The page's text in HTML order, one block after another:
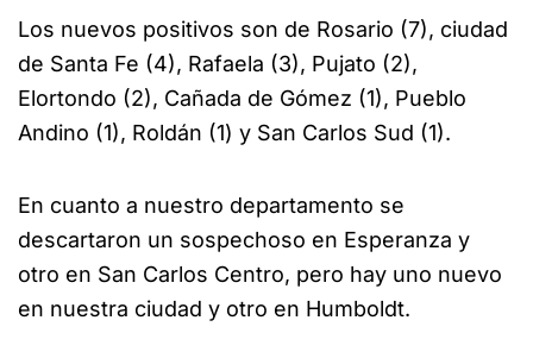
Los nuevos positivos son de Rosario (7), ciudad
de Santa Fe (4), Rafaela (3), Pujato (2),
Elortondo (2), Cañada de Gómez (1), Pueblo
Andino (1), Roldán (1) y San Carlos Sud (1).
En cuanto a nuestro departamento se
descartaron un sospechoso en Esperanza y
otro en San Carlos Centro, pero hay uno nuevo
en nuestra ciudad y otro en Humboldt.